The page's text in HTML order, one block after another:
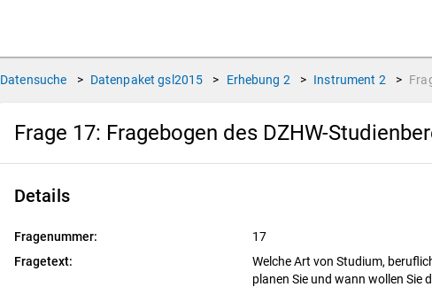
Datensuche > Datenpaket gsl2015 > Erhebung 2 > Instrument 2 >
Frage 17: Fragebogen des DZHW-
Details
Fragenummer:
17
Fragetext:
Welche Art von Studium,
planen Sie und wann wollen Sie